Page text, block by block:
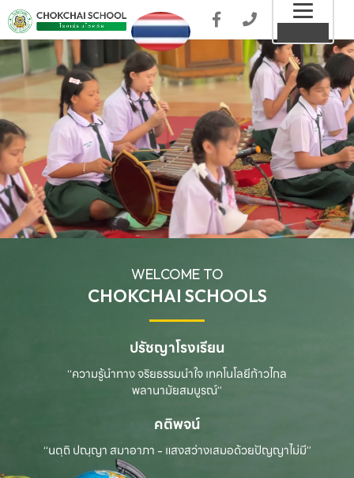
WELCOME TO
CHOKCHAI SCHOOLS
ปรัชญาโรงเรียน
“ความรู้นำทาง จริยธรรมนำใจ เทคโนโลยีก้าวไกล
พลานามัยสมบูรณ์”
คติพจน์
“นตฺถิ ปณฺญา สมาอาภา - แสงสว่างเสมอด้วยปัญญาไม่มี”